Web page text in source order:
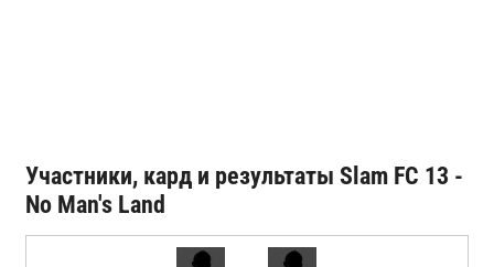
Участники, кард и результаты Slam FC 13 -
No Man's Land